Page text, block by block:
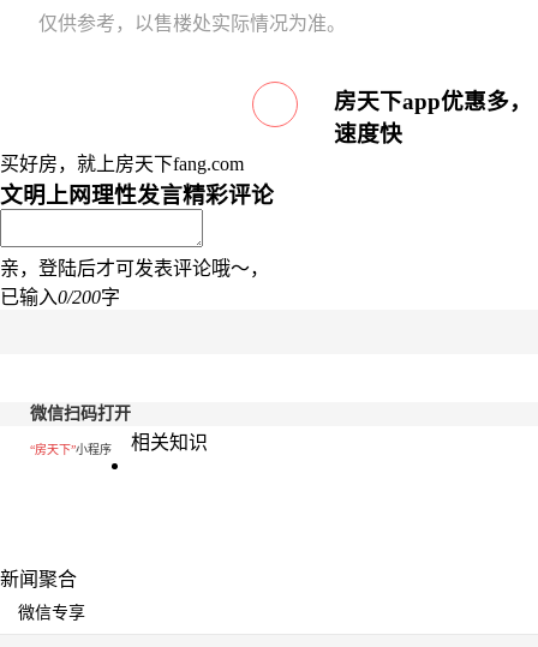
仅供参考，以售楼处实际情况为准。
房天下app优惠多，
速度快
买好房，就上房天下fang.com
文明上网理性发言精彩评论
亲，登陆后才可发表评论哦～，
已输入0/200字
微信扫码打开
“房天下”小程序 相关知识
新闻聚合
微信专享